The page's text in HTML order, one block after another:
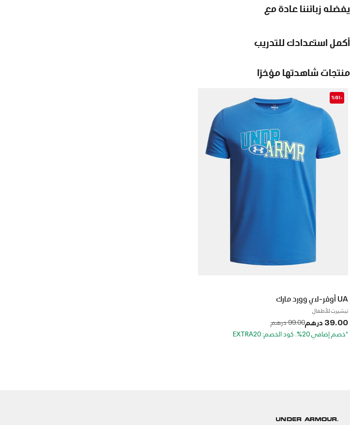
يفضله زبائننا عادة مع
أكمل استعدادك للتدريب
منتجات شاهدتها مؤخرًا
-%61
UA أوفر-لاي وورد مارك
تيشيرت للأطفال
39.00 درهم Price reduced from
99.00 درهم
to
*خصم إضافي 20%. كود الخصم: EXTRA20